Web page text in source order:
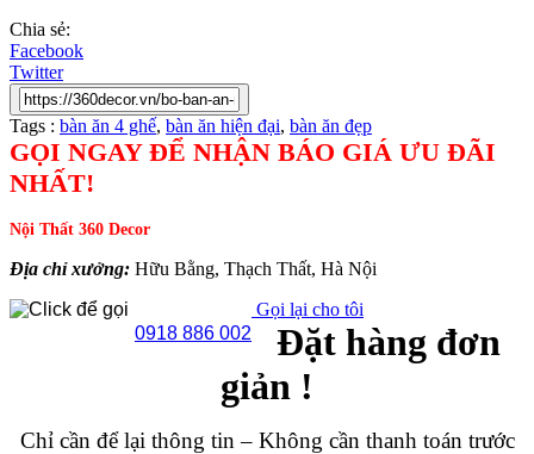
Chia sẻ:
Facebook
Twitter
Tags : bàn ăn 4 ghế, bàn ăn hiện đại, bàn ăn đẹp
GỌI NGAY ĐỂ NHẬN BÁO GIÁ ƯU ĐÃI
NHẤT!
Nội Thất 360 Decor
Địa chỉ xưởng: Hữu Bằng, Thạch Thất, Hà Nội
0918 886 002
Gọi lại cho tôi
Đặt hàng đơn
giản !
Chỉ cần để lại thông tin – Không cần thanh toán trước